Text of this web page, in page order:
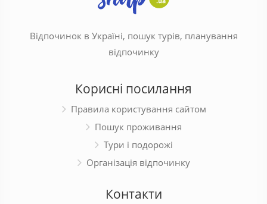
Відпочинок в Україні, пошук турів, планування
відпочинку
Корисні посилання
Правила користування сайтом
Пошук проживання
Тури і подорожі
Організація відпочинку
Контакти